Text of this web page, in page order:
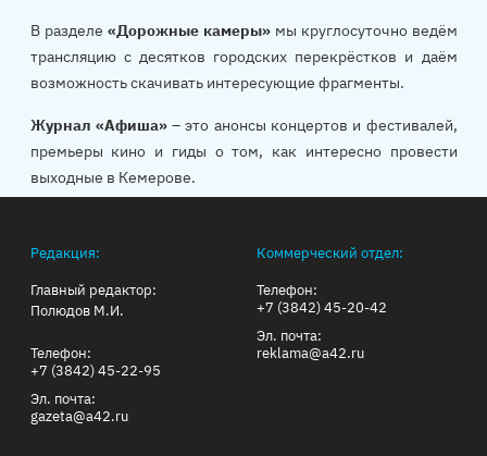
В разделе «Дорожные камеры»мы круглосуточно ведём
трансляцию с десятков городских перекрёстков и даём
возможность скачивать интересующие фрагменты.
Журнал «Афиша»– это анонсы концертов и фестивалей,
премьеры кино и гиды о том, как интересно провести
выходные в Кемерове.
Редакция:
Главный редактор:
Полюдов М.И.
Телефон:
+7 (3842) 45-22-95
Эл. почта:
gazeta@a42.ru
Коммерческий отдел:
Телефон:
+7 (3842) 45-20-42
Эл. почта:
reklama@a42.ru